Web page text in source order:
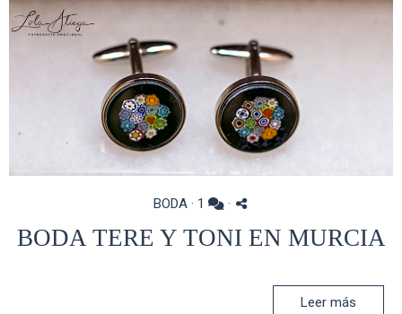
BODA · 1 ·
BODA TERE Y TONI EN MURCIA
Leer más